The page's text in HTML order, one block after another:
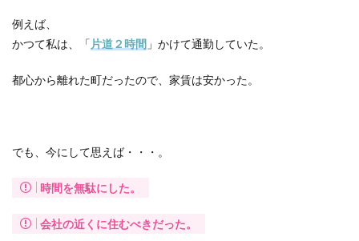
例えば、
かつて私は、「片道２時間 」かけて通勤していた。
都心から離れた町だったので、家賃は安かった。
でも、今にして思えば・・・。
時間を無駄にした。
会社の近くに住むべきだった。